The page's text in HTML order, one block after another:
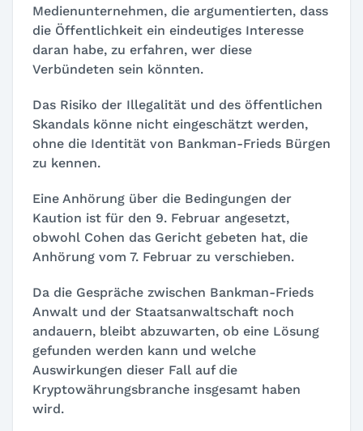
Medienunternehmen, die argumentierten, dass
die Öffentlichkeit ein eindeutiges Interesse
daran habe, zu erfahren, wer diese
Verbündeten sein könnten.
Das Risiko der Illegalität und des öffentlichen
Skandals könne nicht eingeschätzt werden,
ohne die Identität von Bankman-Frieds Bürgen
zu kennen.
Eine Anhörung über die Bedingungen der
Kaution ist für den 9. Februar angesetzt,
obwohl Cohen das Gericht gebeten hat, die
Anhörung vom 7. Februar zu verschieben.
Da die Gespräche zwischen Bankman-Frieds
Anwalt und der Staatsanwaltschaft noch
andauern, bleibt abzuwarten, ob eine Lösung
gefunden werden kann und welche
Auswirkungen dieser Fall auf die
Kryptowährungsbranche insgesamt haben
wird.